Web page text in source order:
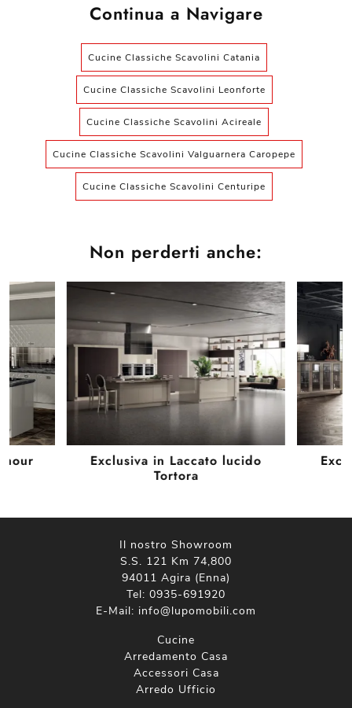
Continua a Navigare
Cucine Classiche Scavolini Catania
Cucine Classiche Scavolini Leonforte
Cucine Classiche Scavolini Acireale
Cucine Classiche Scavolini Valguarnera Caropepe
Cucine Classiche Scavolini Centuripe
Non perderti anche:
Exclusiva in Laccato lucido
Tortora
Il nostro Showroom
S.S. 121 Km 74,800
94011 Agira (Enna)
Tel: 0935-691920
E-Mail: info@lupomobili.com
Cucine
Arredamento Casa
Accessori Casa
Arredo Ufficio